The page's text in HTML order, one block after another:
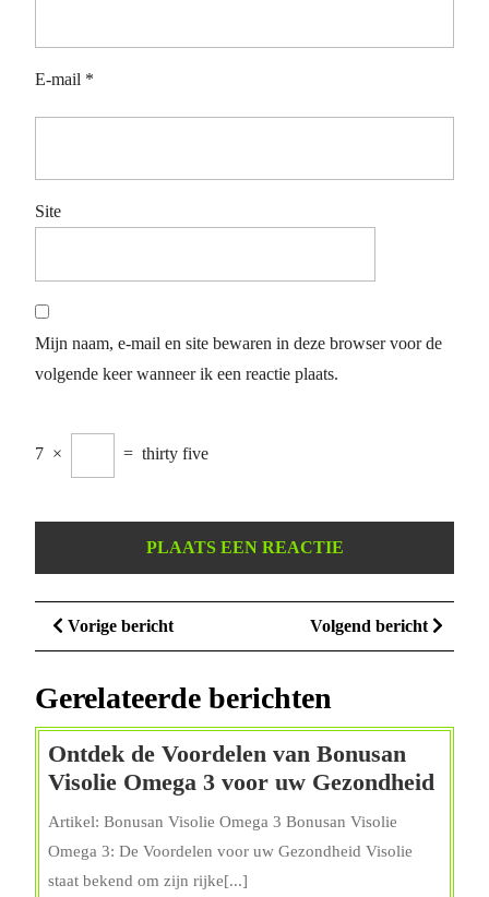
E-mail *
Site
Mijn naam, e-mail en site bewaren in deze browser voor de
volgende keer wanneer ik een reactie plaats.
7 × = thirty five
Berichtnavigatie
Vorige berichtVorige
bericht
Volgend bericht
bericht
Gerelateerde berichten
Ontdek de Voordelen van Bonusan
Visolie Omega 3 voor uw Gezondheid
Artikel: Bonusan Visolie Omega 3 Bonusan Visolie
Omega 3: De Voordelen voor uw Gezondheid Visolie
staat bekend om zijn rijke[...]